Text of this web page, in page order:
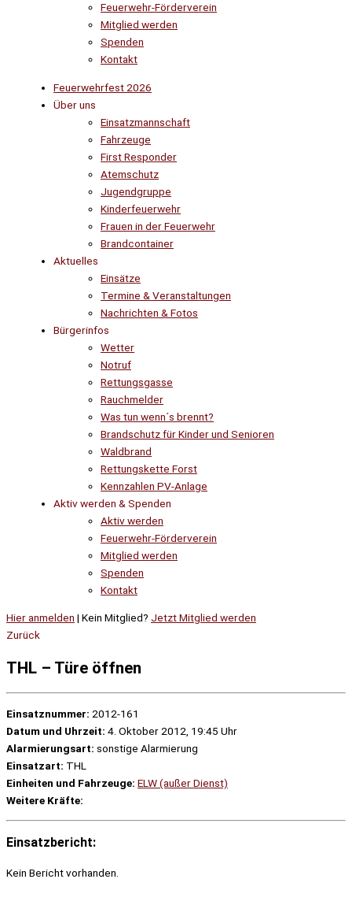
Feuerwehr-Förderverein
Mitglied werden
Spenden
Kontakt
Feuerwehrfest 2026
Über uns
Einsatzmannschaft
Fahrzeuge
First Responder
Atemschutz
Jugendgruppe
Kinderfeuerwehr
Frauen in der Feuerwehr
Brandcontainer
Aktuelles
Einsätze
Termine & Veranstaltungen
Nachrichten & Fotos
Bürgerinfos
Wetter
Notruf
Rettungsgasse
Rauchmelder
Was tun wenn´s brennt?
Brandschutz für Kinder und Senioren
Waldbrand
Rettungskette Forst
Kennzahlen PV-Anlage
Aktiv werden & Spenden
Aktiv werden
Feuerwehr-Förderverein
Mitglied werden
Spenden
Kontakt
Hier anmelden | Kein Mitglied? Jetzt Mitglied werden
Zurück
THL – Türe öffnen
Einsatznummer: 2012-161
Datum und Uhrzeit: 4. Oktober 2012, 19:45 Uhr
Alarmierungsart: sonstige Alarmierung
Einsatzart: THL
Einheiten und Fahrzeuge: ELW (außer Dienst)
Weitere Kräfte:
Einsatzbericht:
Kein Bericht vorhanden.